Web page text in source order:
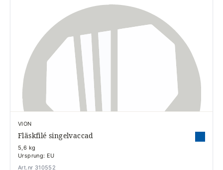
VION
Fläskfilé singelvaccad
5,6 kg
Ursprung: EU
Art.nr 310552